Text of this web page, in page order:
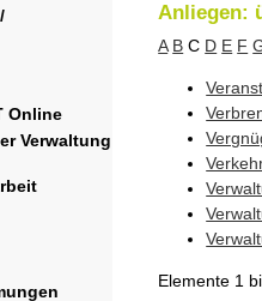
Online
Verwaltung
Anliegen:
A B C D E F
Elemente 1